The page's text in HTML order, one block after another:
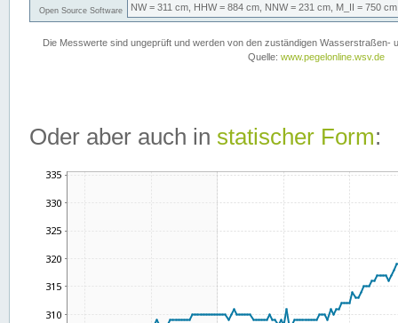
Oder aber auch in statischer Form: